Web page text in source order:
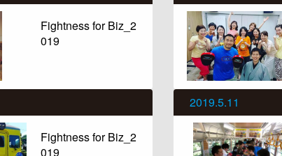
Fightness for Biz_2
019
Fightness for Biz_2
019
2019.5.11